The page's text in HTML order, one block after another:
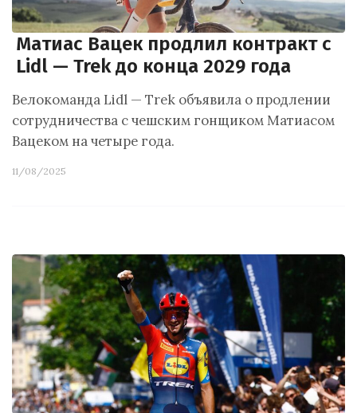
Матиас Вацек продлил контракт с
Lidl — Trek до конца 2029 года
Велокоманда Lidl — Trek объявила о продлении
сотрудничества с чешским гонщиком Матиасом
Вацеком на четыре года.
11/08/2025